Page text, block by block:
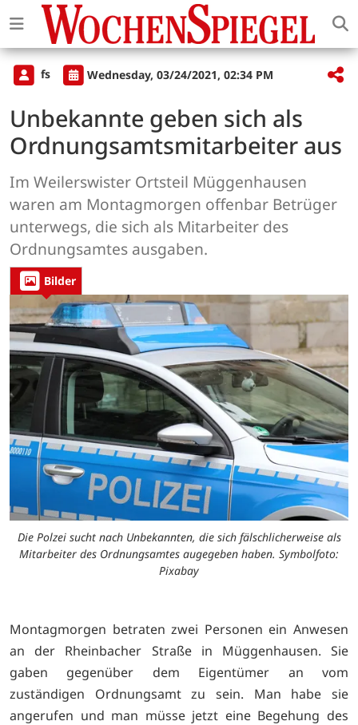
fs Wednesday, 03/24/2021, 02:34 PM
Unbekannte geben sich als
Ordnungsamtsmitarbeiter aus
Im Weilerswister Ortsteil Müggenhausen
waren am Montagmorgen offenbar Betrüger
unterwegs, die sich als Mitarbeiter des
Ordnungsamtes ausgaben.
Bilder
Die Polzei sucht nach Unbekannten, die sich fälschlicherweise als
Mitarbeiter des Ordnungsamtes augegeben haben. Symbolfoto:
Pixabay
Montagmorgen betraten zwei Personen ein Anwesen
an der Rheinbacher Straße in Müggenhausen. Sie
gaben gegenüber dem Eigentümer an vom
zuständigen Ordnungsamt zu sein. Man habe sie
angerufen und man müsse jetzt eine Begehung des